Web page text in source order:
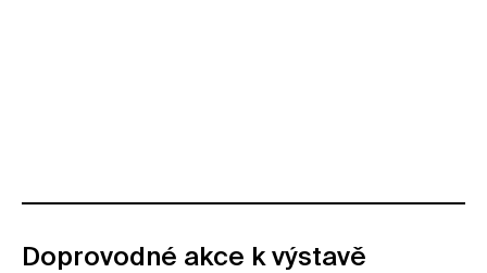
Doprovodné akce k výstavě